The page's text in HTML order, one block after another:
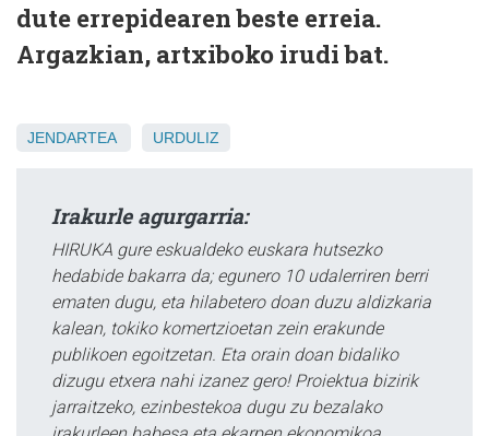
dute errepidearen beste erreia.
Argazkian, artxiboko irudi bat.
JENDARTEA URDULIZ
Irakurle agurgarria:
HIRUKA gure eskualdeko euskara hutsezko
hedabide bakarra da; egunero 10 udalerriren berri
ematen dugu, eta hilabetero doan duzu aldizkaria
kalean, tokiko komertzioetan zein erakunde
publikoen egoitzetan. Eta orain doan bidaliko
dizugu etxera nahi izanez gero! Proiektua bizirik
jarraitzeko, ezinbestekoa dugu zu bezalako